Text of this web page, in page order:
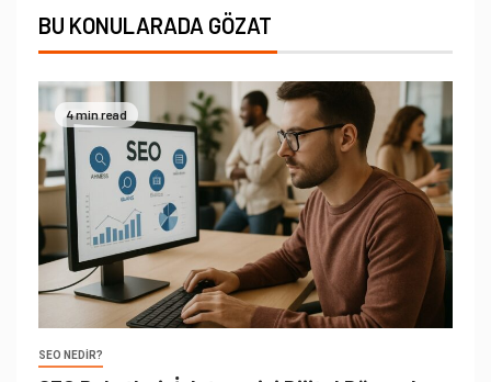
BU KONULARADA GÖZAT
4 min read
SEO NEDIR?